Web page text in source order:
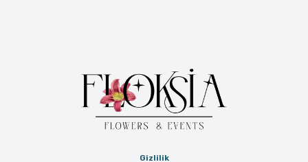
Gizlilik